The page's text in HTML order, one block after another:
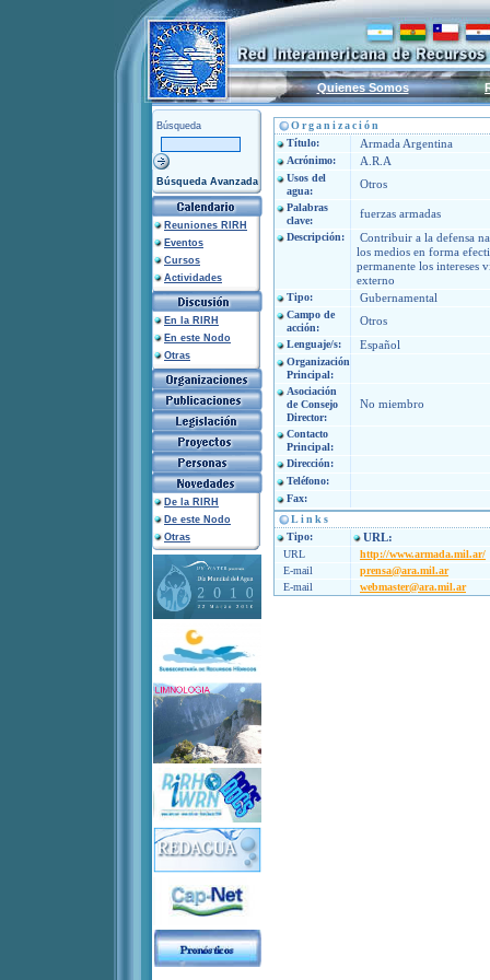
Quienes Somos
Búsqueda
Búsqueda Avanzada
Reuniones RIRH
Eventos
Cursos
Actividades
En la RIRH
En este Nodo
Otras
De la RIRH
De este Nodo
Otras
Organización
Título:
Armada Argentina
Acrónimo: A.R.A
Usos del
agua:
Otros
Palabras
clave:
fuerzas armadas
Descripción:
Contribuir a la defensa
los medios en forma
permanente los intereses
externo
Tipo: Gubernamental
Campo de
acción:
Otros
Lenguaje/s: Español
Organización
Principal:
Asociación
de Consejo
Director:
No miembro
Contacto
Principal:
Dirección:
Teléfono:
Fax:
Links
Tipo:
URL:
URL
http://www.armada.mil.ar/
E-mail
prensa@ara.mil.ar
E-mail
webmaster@ara.mil.ar